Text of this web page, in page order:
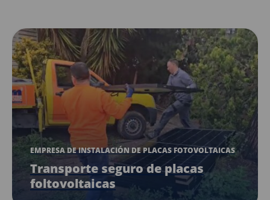
EMPRESA DE INSTALACIÓN DE PLACAS FOTOVOLTAICAS
Transporte seguro de placas
foltovoltaicas